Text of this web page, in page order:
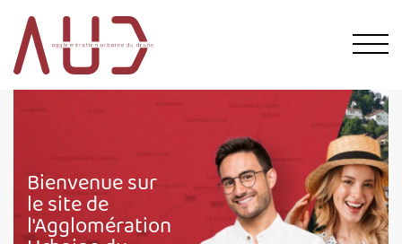
Bienvenue sur
le site de
l'Agglomération